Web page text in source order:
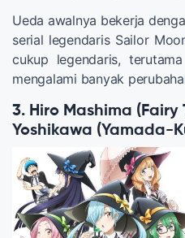
Ueda awalnya bekerja
serial legendaris Sailor
cukup legendaris,
mengalami banyak
3. Hiro Mashima
Yoshikawa (Yamada-